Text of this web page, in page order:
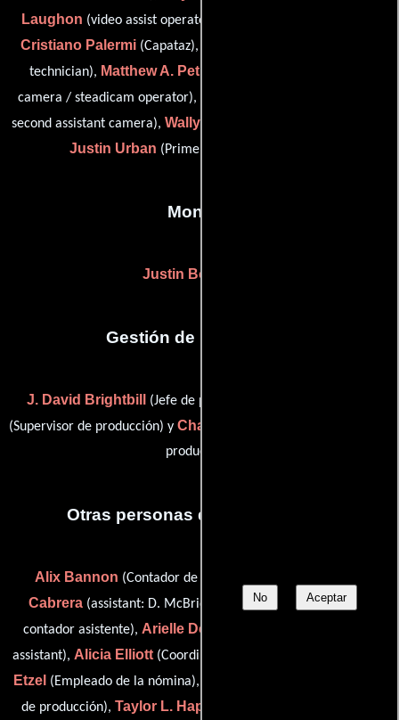
No Aceptar
Laughon (video assist operator / video/computer playback),
Cristiano Palermi (Capataz),
technician), Matthew A. Petrosky
camera / steadicam operator),
second assistant camera), Wally Sweeterman
Justin Urban (Primer asistente de cámara)
Montaje
Justin Bourret
Gestión de producción
J. David Brightbill (Jefe de producción),
(Supervisor de producción) y Charles de Bernier
producción)
Otras personas que participaron
Alix Bannon (Contador de post-producción),
Cabrera(assistant: D. McBride), Brenda Chae(Segundo
contador asistente), Arielle DePace
assistant), Alicia Elliott(Coordinador de produccion),
Etzel (Empleado de la nómina),
de producción), Taylor L. Happel